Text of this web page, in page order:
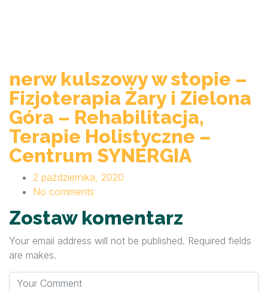
nerw kulszowy w stopie –
Fizjoterapia Żary i Zielona
Góra – Rehabilitacja,
Terapie Holistyczne –
Centrum SYNERGIA
2 października, 2020
No comments
Zostaw komentarz
Your email address will not be published. Required fields
are makes.